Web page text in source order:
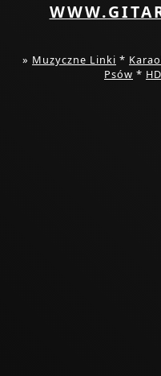
» Muzyczne Linki *
Psów *